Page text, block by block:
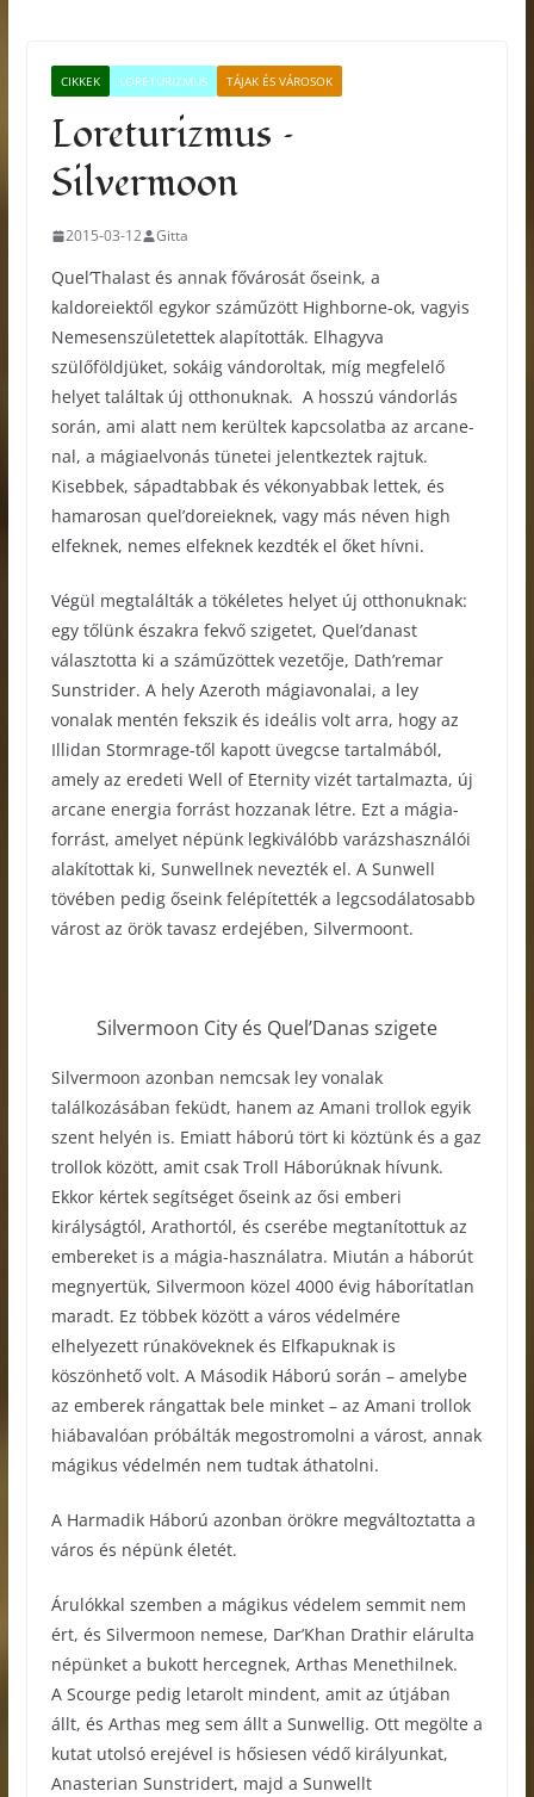
CIKKEK LORETURIZMUS TÁJAK ÉS VÁROSOK
Loreturizmus –
Silvermoon
2015-03-12 Gitta
Quel’Thalast és annak fővárosát őseink, a
kaldoreiektől egykor száműzött Highborne-ok, vagyis
Nemesenszületettek alapították. Elhagyva
szülőföldjüket, sokáig vándoroltak, míg megfelelő
helyet találtak új otthonuknak. A hosszú vándorlás
során, ami alatt nem kerültek kapcsolatba az arcane-
nal, a mágiaelvonás tünetei jelentkeztek rajtuk.
Kisebbek, sápadtabbak és vékonyabbak lettek, és
hamarosan quel’doreieknek, vagy más néven high
elfeknek, nemes elfeknek kezdték el őket hívni.
Végül megtalálták a tökéletes helyet új otthonuknak:
egy tőlünk északra fekvő szigetet, Quel’danast
választotta ki a száműzöttek vezetője, Dath’remar
Sunstrider. A hely Azeroth mágiavonalai, a ley
vonalak mentén fekszik és ideális volt arra, hogy az
Illidan Stormrage-től kapott üvegcse tartalmából,
amely az eredeti Well of Eternity vizét tartalmazta, új
arcane energia forrást hozzanak létre. Ezt a mágia-
forrást, amelyet népünk legkiválóbb varázshasználói
alakítottak ki, Sunwellnek nevezték el. A Sunwell
tövében pedig őseink felépítették a legcsodálatosabb
várost az örök tavasz erdejében, Silvermoont.
Silvermoon City és Quel’Danas szigete
Silvermoon azonban nemcsak ley vonalak
találkozásában feküdt, hanem az Amani trollok egyik
szent helyén is. Emiatt háború tört ki köztünk és a gaz
trollok között, amit csak Troll Háborúknak hívunk.
Ekkor kértek segítséget őseink az ősi emberi
királyságtól, Arathortól, és cserébe megtanítottuk az
embereket is a mágia-használatra. Miután a háborút
megnyertük, Silvermoon közel 4000 évig háborítatlan
maradt. Ez többek között a város védelmére
elhelyezett rúnaköveknek és Elfkapuknak is
köszönhető volt. A Második Háború során – amelybe
az emberek rángattak bele minket – az Amani trollok
hiábavalóan próbálták megostromolni a várost, annak
mágikus védelmén nem tudtak áthatolni.
A Harmadik Háború azonban örökre megváltoztatta a
város és népünk életét.
Árulókkal szemben a mágikus védelem semmit nem
ért, és Silvermoon nemese, Dar’Khan Drathir elárulta
népünket a bukott hercegnek, Arthas Menethilnek.
A Scourge pedig letarolt mindent, amit az útjában
állt, és Arthas meg sem állt a Sunwellig. Ott megölte a
kutat utolsó erejével is hősiesen védő királyunkat,
Anasterian Sunstridert, majd a Sunwellt